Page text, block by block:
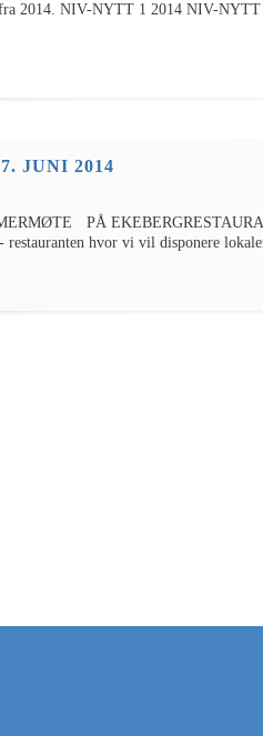
2014. NIV-NYTT 1 2014 NIV-
JUNI 2014
PÅ
restauranten hvor vi vil disponere